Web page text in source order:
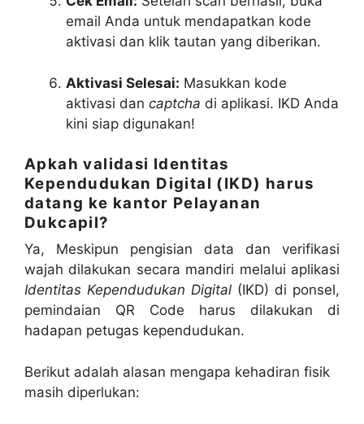
email Anda untuk mendapatkan kode
aktivasi dan klik tautan yang diberikan.
Aktivasi Selesai: Masukkan kode
aktivasi dan captcha di aplikasi. IKD Anda
kini siap digunakan!
Apkah validasi Identitas
Kependudukan Digital (IKD) harus
datang ke kantor Pelayanan
Dukcapil?
Ya, Meskipun pengisian data dan verifikasi
wajah dilakukan secara mandiri melalui aplikasi
Identitas Kependudukan Digital (IKD) di ponsel,
pemindaian QR Code harus dilakukan di
hadapan petugas kependudukan.
Berikut adalah alasan mengapa kehadiran fisik
masih diperlukan: